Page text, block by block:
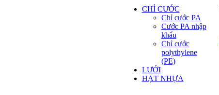
CHỈ CƯỚC
Chỉ cước PA
Cước PA nhập
khẩu
Chỉ cước
polythylene
(PE)
LƯỚI
HẠT NHỰA